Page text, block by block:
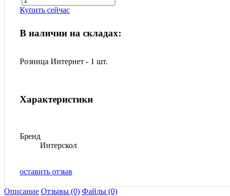
Купить сейчас
В наличии на складах:
Розница Интернет - 1 шт.
Характеристики
Бренд
Интерскол
оставить отзыв
Описание Отзывы (0) Файлы (0)